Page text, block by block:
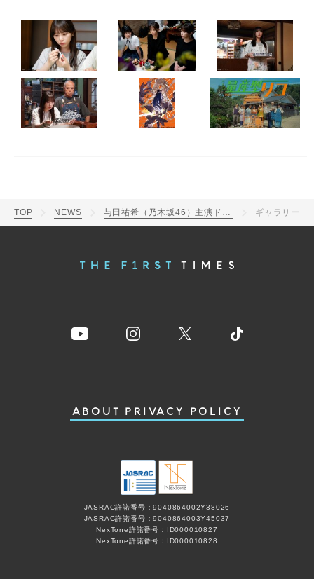
TOP NEWS ギャラリー
ABOUT PRIVACY POLICY
JASRAC許諾番号：9040864002Y38026
JASRAC許諾番号：9040864003Y45037
NexTone許諾番号：ID000010827
NexTone許諾番号：ID000010828